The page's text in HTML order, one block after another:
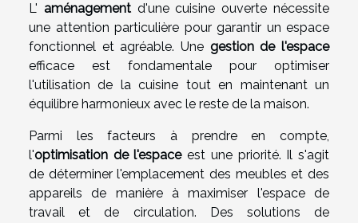
L' aménagementd'une cuisine ouverte nécessite
une attention particulière pour garantir un espace
fonctionnel et agréable. Une gestion de l'espace
efficace est fondamentale pour optimiser
l'utilisation de la cuisine tout en maintenant un
équilibre harmonieux avec le reste de la maison.
Parmi les facteurs à prendre en compte,
l'optimisation de l'espaceest une priorité. Il s'agit
de déterminer l'emplacement des meubles et des
appareils de manière à maximiser l'espace de
travail et de circulation. Des solutions de